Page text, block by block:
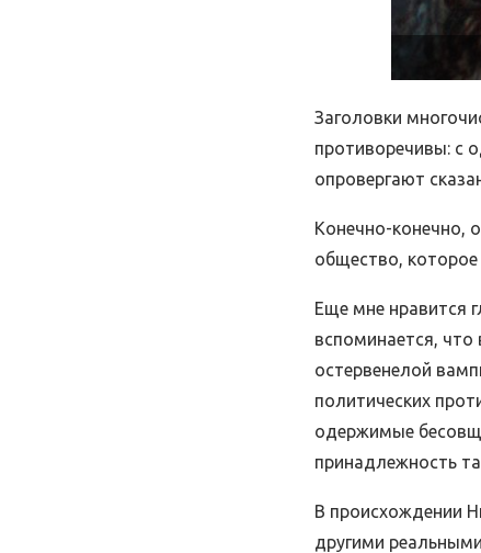
Заголовки
противоречивы: с
опровергают
Конечно-конечно,
общество, которое
Еще мне нравится
вспоминается, что
остервенелой
политических
одержимые
принадлежность
В происхождении
другими